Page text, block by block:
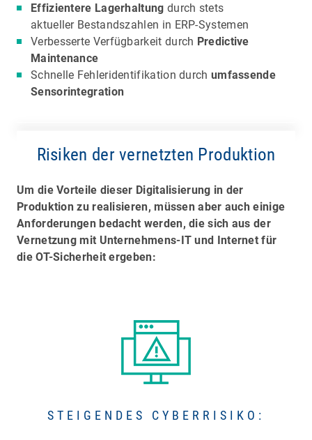
Effizientere Lagerhaltung durch stets
aktueller Bestandszahlen in ERP-Systemen
Verbesserte Verfügbarkeit durch Predictive
Maintenance
Schnelle Fehleridentifikation durch umfassende
Sensorintegration
Risiken der vernetzten Produktion
Um die Vorteile dieser Digitalisierung in der
Produktion zu realisieren, müssen aber auch einige
Anforderungen bedacht werden, die sich aus der
Vernetzung mit Unternehmens-IT und Internet für
die OT-Sicherheit ergeben:
STEIGENDES CYBERRISIKO: